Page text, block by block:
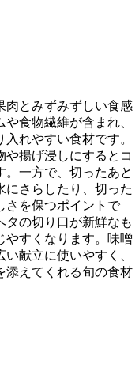
肉とみずみずしい食感
食物繊維が含まれ、
れやすい食材です。
揚げ浸しにするとコ
。一方で、切ったあと
にさらしたり、切った
さを保つポイントで
タの切り口が新鮮なも
やすくなります。味噌
献立に使いやすく、
添えてくれる旬の食材